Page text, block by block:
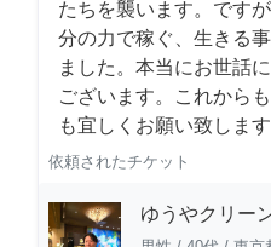
たちを襲います。です
分の力で稼ぐ、生きる
ました。本当にお世話
ございます。これから
も宜しくお願い致します
依頼されたチケット
ゆうやクリー